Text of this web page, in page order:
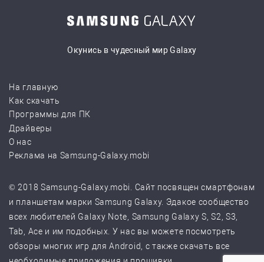
Окунись в чудесный мир Galaxy
На главную
Как скачать
Программы для ПК
Драйверы
О нас
Реклама на Samsung-Galaxy.mobi
© 2018 Samsung-Galaxy.mobi. Сайт посвящен смартфонам
и планшетам марки Samsung Galaxy. Эдакое сообщество
всех любителей Galaxy Note, Samsung Galaxy S, S2, S3,
Tab, Ace и им подобных. У нас вы можете посмотреть
обзоры многих игр для Android, с также скачать все